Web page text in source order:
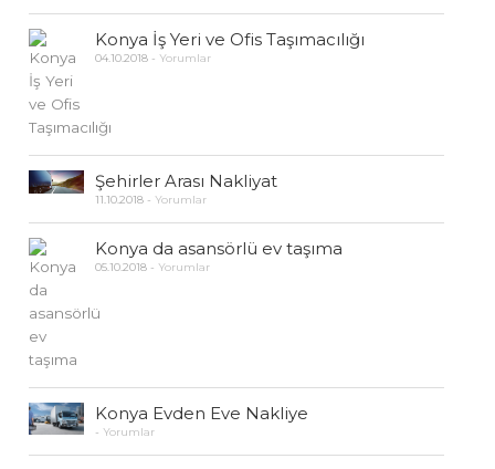
Konya İş Yeri ve Ofis Taşımacılığı
04.10.2018 - Yorumlar
Şehirler Arası Nakliyat
11.10.2018 - Yorumlar
Konya da asansörlü ev taşıma
05.10.2018 - Yorumlar
Konya Evden Eve Nakliye
- Yorumlar